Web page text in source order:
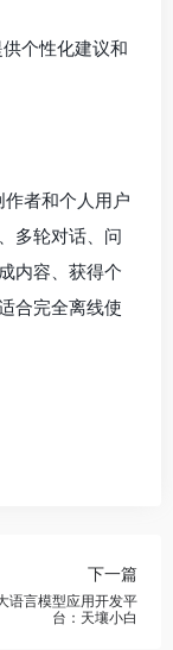
个性化建议和
者和个人用户
多轮对话、问
内容、获得个
合完全离线使
下一篇
语言模型应用开发平
台：天壤小白